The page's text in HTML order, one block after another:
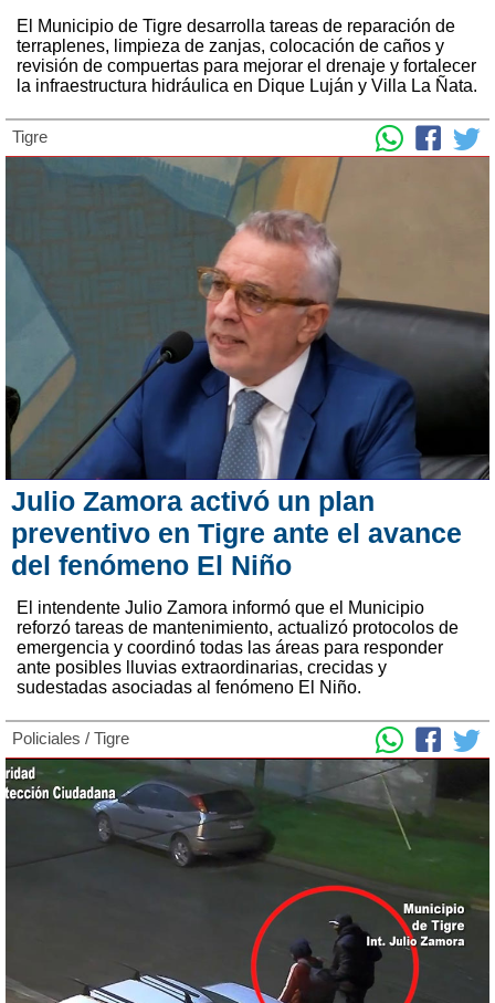
El Municipio de Tigre desarrolla tareas de reparación de
terraplenes, limpieza de zanjas, colocación de caños y
revisión de compuertas para mejorar el drenaje y fortalecer
la infraestructura hidráulica en Dique Luján y Villa La Ñata.
Tigre
Julio Zamora activó un plan
preventivo en Tigre ante el avance
del fenómeno El Niño
El intendente Julio Zamora informó que el Municipio
reforzó tareas de mantenimiento, actualizó protocolos de
emergencia y coordinó todas las áreas para responder
ante posibles lluvias extraordinarias, crecidas y
sudestadas asociadas al fenómeno El Niño.
Policiales / Tigre